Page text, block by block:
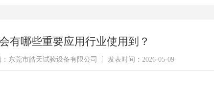
有哪些重要应用行业使用到？
东莞市皓天试验设备有限公司 发表时间：2026-05-09